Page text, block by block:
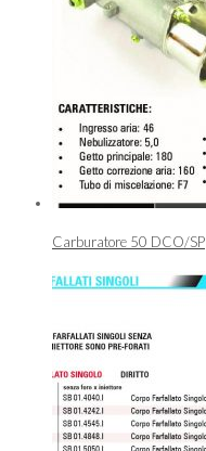
Carburatore 50 DCO/SP